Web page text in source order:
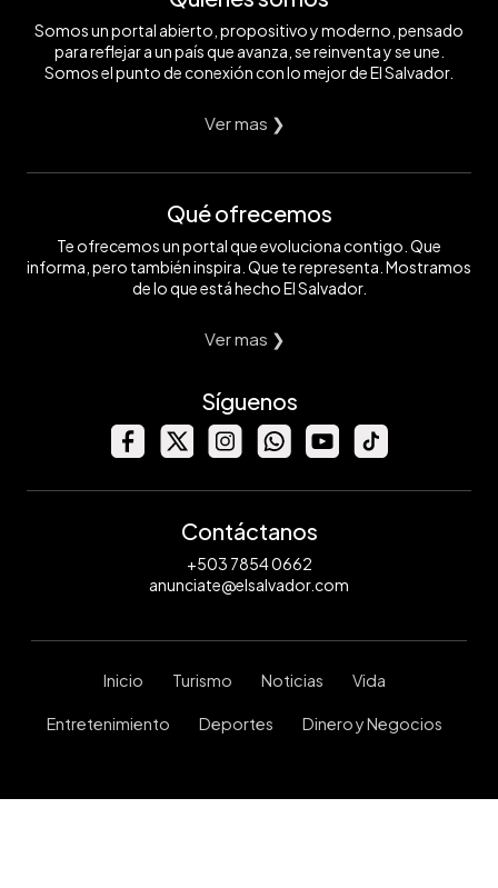
Somos un portal abierto, propositivo y moderno, pensado
para reflejar a un país que avanza, se reinventa y se une.
Somos el punto de conexión con lo mejor de El Salvador.
Ver mas ❯
Qué ofrecemos
Te ofrecemos un portal que evoluciona contigo. Que
informa, pero también inspira. Que te representa. Mostramos
de lo que está hecho El Salvador.
Ver mas ❯
Síguenos
Contáctanos
+503 7854 0662
anunciate@elsalvador.com
Inicio Turismo Noticias Vida
Entretenimiento Deportes Dinero y Negocios